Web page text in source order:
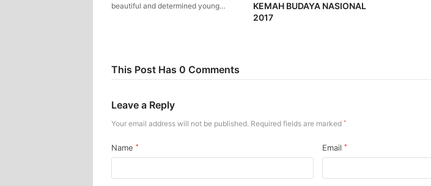
beautiful and determined young…
KEMAH BUDAYA NASIONAL
2017
This Post Has 0 Comments
Leave a Reply
Your email address will not be published. Required fields are marked *
Name * Email *